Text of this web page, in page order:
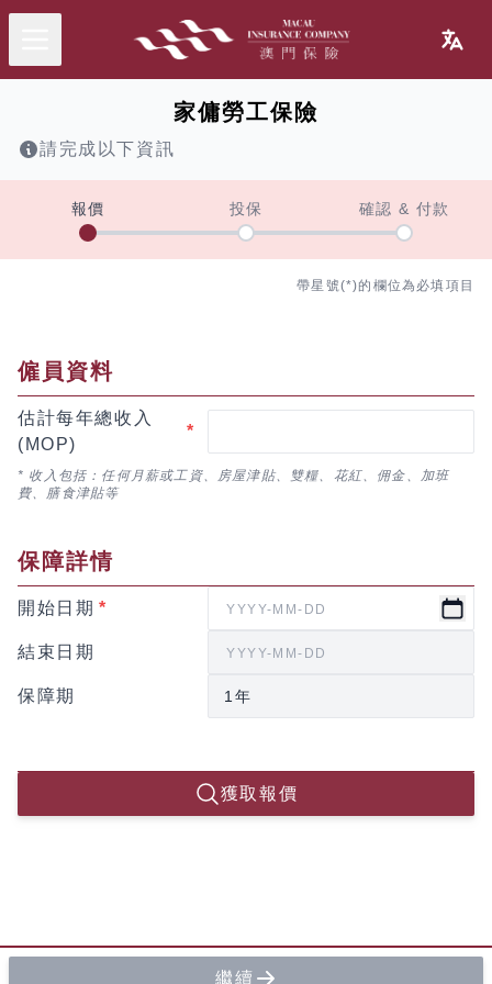
家傭勞工保險
請完成以下資訊
報價 投保 確認 & 付款
帶星號(*)的欄位為必填項目
僱員資料
估計每年總收入
(MOP)
*
* 收入包括：任何月薪或工資、房屋津貼、雙糧、花紅、佣金、加班
費、膳食津貼等
保障詳情
開始日期 *
結束日期
保障期
獲取報價
繼續